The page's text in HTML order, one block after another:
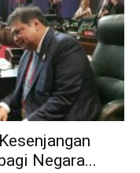
Negara...